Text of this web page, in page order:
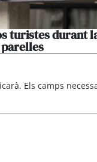
turistes durant
Els camps